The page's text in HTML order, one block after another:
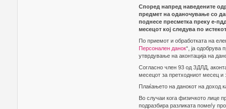
Според напред наведените
предмет на оданочување со
поднесе пресметка преку е-
месецот кој следува по
По приемот и обработката на
Персонален данок“, ја одобрува
утврдување на аконтација на
Согласно член 93 од ЗДЛД,
месецот за претходниот месец и
Плаќањето на данокот на доход
Во случаи кога физичкото лице
подразбира разликата помеѓу